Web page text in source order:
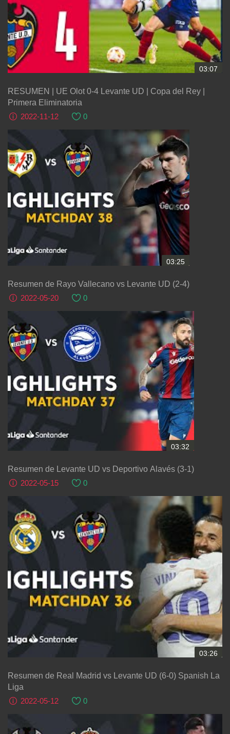
03:07
RESUMEN | UE Olot 0-4 Levante UD | Copa del Rey |
Primera Eliminatoria
2022-11-12
0
03:25
Resumen de Rayo Vallecano vs Levante UD (2-4)
2022-05-20
0
03:32
Resumen de Levante UD vs Deportivo Alavés (3-1)
2022-05-15
0
03:26
Resumen de Real Madrid vs Levante UD (6-0) Spanish La
Liga
2022-05-12
0